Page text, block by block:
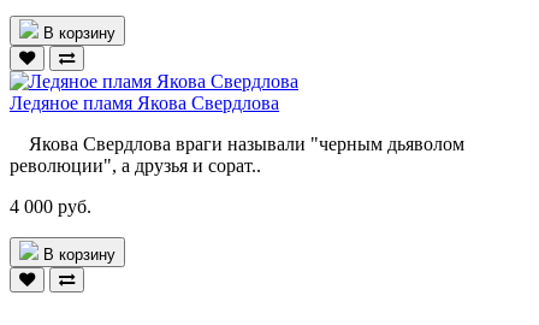
В корзину
Ледяное пламя Якова Свердлова
Якова Свердлова враги называли "черным дьяволом
революции", а друзья и сорат..
4 000 руб.
В корзину